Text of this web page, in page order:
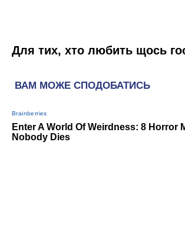
Для тих, хто любить щось